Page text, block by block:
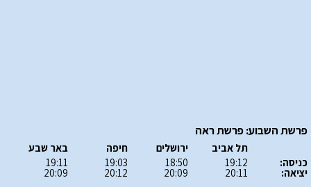
פרשת השבוע: פרשת ראה
כניסה:
יציאה:
תל אביב
19:12
20:11
ירושלים
18:50
20:09
חיפה
19:03
20:12
באר שבע
19:11
20:09